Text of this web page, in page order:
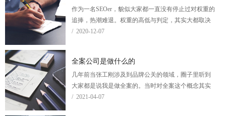
作为一名SEOer，貌似大家都一直没有停止过对权重的
追捧，热潮难退。权重的高低与判定，其实大都取决
于网站的质量程度，这里我们不免产生疑惑，到底是
/ 2020-12-07
全案公司是做什么的
几年前当张工刚涉及到品牌公关的领域，圈子里听到
大家都是说我是做全案的。当时对全案这个概念其实
不怎么了解的，而当运营过一些项目之后，慢慢地似
/ 2021-04-07